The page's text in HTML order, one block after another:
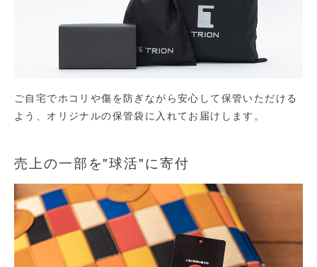
ご自宅でホコリや傷を防ぎながら安心して保管いただける
よう、オリジナルの保管袋に入れてお届けします。
売上の一部を"球活"に寄付